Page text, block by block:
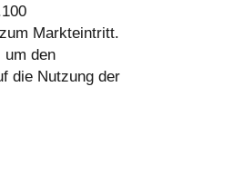
Markteintritt.
um den
die Nutzung der